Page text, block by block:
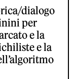
dialogo
per
e la
e la